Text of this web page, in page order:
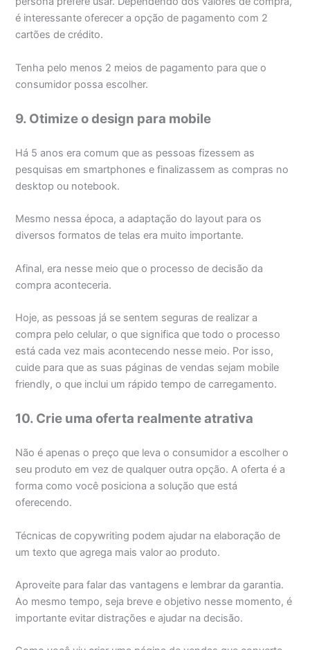
é interessante oferecer a opção de pagamento com 2
cartões de crédito.
Tenha pelo menos 2 meios de pagamento para que o
consumidor possa escolher.
9. Otimize o design para mobile
Há 5 anos era comum que as pessoas fizessem as
pesquisas em smartphones e finalizassem as compras no
desktop ou notebook.
Mesmo nessa época, a adaptação do layout para os
diversos formatos de telas era muito importante.
Afinal, era nesse meio que o processo de decisão da
compra aconteceria.
Hoje, as pessoas já se sentem seguras de realizar a
compra pelo celular, o que significa que todo o processo
está cada vez mais acontecendo nesse meio. Por isso,
cuide para que as suas páginas de vendas sejam mobile
friendly, o que inclui um rápido tempo de carregamento.
10. Crie uma oferta realmente atrativa
Não é apenas o preço que leva o consumidor a escolher o
seu produto em vez de qualquer outra opção. A oferta é a
forma como você posiciona a solução que está
oferecendo.
Técnicas de copywriting podem ajudar na elaboração de
um texto que agrega mais valor ao produto.
Aproveite para falar das vantagens e lembrar da garantia.
Ao mesmo tempo, seja breve e objetivo nesse momento, é
importante evitar distrações e ajudar na decisão.